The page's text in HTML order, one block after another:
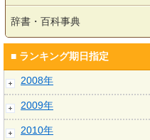
辞書・百科事典
■ ランキング期日指定
2008年
2009年
2010年